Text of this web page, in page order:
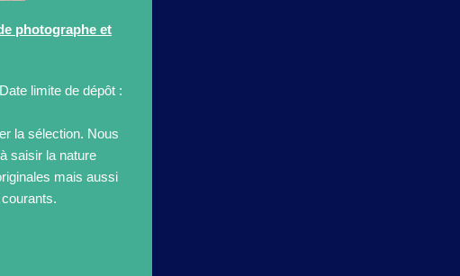
photographe et
limite de dépôt :
la sélection. Nous
saisir la nature
mais aussi